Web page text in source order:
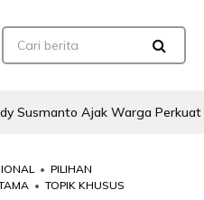
Ajak Warga Perkuat Persatuan
• PILIHAN
• TOPIK KHUSUS